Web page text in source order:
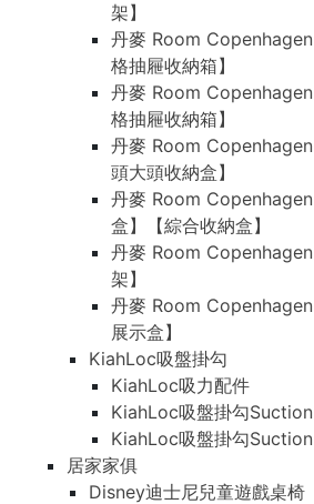
架】
丹麥 Room
格抽屜收納箱】
丹麥 Room
格抽屜收納箱】
丹麥 Room
頭大頭收納盒】
丹麥 Room
盒】【綜合收納盒】
丹麥 Room
架】
丹麥 Room
展示盒】
KiahLoc吸盤掛勾
KiahLoc吸力配件
KiahLoc吸盤掛勾
KiahLoc吸盤掛勾
居家家俱
Disney迪士尼兒童遊戲桌椅